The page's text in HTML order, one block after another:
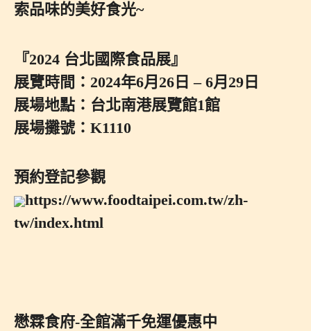
索品味的美好食光~
『2024 台北國際食品展』
展覽時間：2024年6月26日 – 6月29日
展場地點：台北南港展覽館1館
展場攤號：K1110
預約登記參觀
https://www.foodtaipei.com.tw/zh-
tw/index.html
懋霖食府-全館滿千免運優惠中